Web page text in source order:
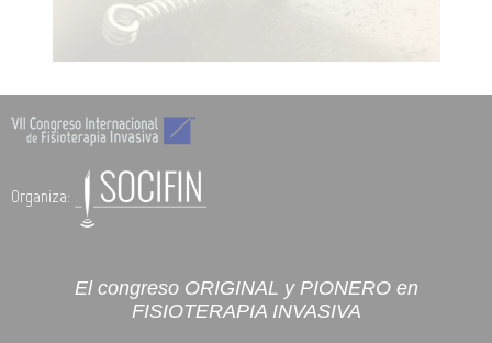
Organiza:
El congreso ORIGINAL y PIONERO en
FISIOTERAPIA INVASIVA